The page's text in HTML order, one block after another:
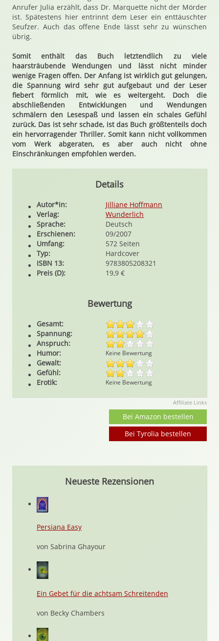
Anrufer Julia erzählt, dass Dr. Marquette nicht der Mörder
ist. Spätestens hier entrinnt dem Leser ein enttäuschter
Seufzer. Auch das offene Ende lässt sehr zu wünschen
übrig.
Somit enthält das Buch letztendlich zu viele
haarsträubende Wendungen und lässt nicht minder
wenige Fragen offen. Der Anfang ist wirklich gut gelungen,
die Spannung wird sehr gut aufgebaut und der Leser
fiebert förmlich mit, wie es weitergeht. Doch die
abschließenden Entwicklungen und Wendungen
schmälern den Lesespaß und lassen ein schales Gefühl
zurück. Das ist sehr schade, ist das Buch größtenteils doch
ein hervorragender Thriller. Somit kann nicht vollkommen
vom Werk abgeraten, es aber auch nicht ohne
Einschränkungen empfohlen werden.
Details
Autor*in:
Jilliane Hoffmann
Verlag:
Wunderlich
Sprache:
Deutsch
Erschienen:
09/2007
Umfang:
572 Seiten
Typ:
Hardcover
ISBN 13:
9783805208321
Preis (D):
19,9 €
Bewertung
Gesamt:
Spannung:
Anspruch:
Humor:
Keine Bewertung
Gewalt:
Gefühl:
Erotik:
Keine Bewertung
Affiliate Links
Bei Amazon bestellen
Bei Tyrolia bestellen
Neueste Rezensionen
Persiana Easy
von Sabrina Ghayour
Ein Gebet für die achtsam Schreitenden
von Becky Chambers